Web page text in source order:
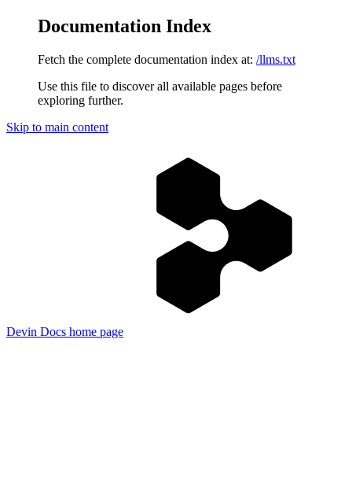
Documentation Index
Fetch the complete documentation index at: /llms.txt
Use this file to discover all available pages before
exploring further.
Skip to main content
Devin Docs home page